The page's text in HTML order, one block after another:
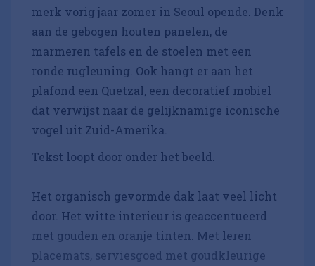
merk vorig jaar zomer in Seoul opende. Denk
aan de gebogen houten panelen, de
marmeren tafels en de stoelen met een
ronde rugleuning. Ook hangt er aan het
plafond een Quetzal, een decoratief mobiel
dat verwijst naar de gelijknamige iconische
vogel uit Zuid-Amerika.
Tekst loopt door onder het beeld.
Het organisch gevormde dak laat veel licht
door. Het witte interieur is geaccentueerd
met gouden en oranje tinten. Met leren
placemats, serviesgoed met goudkleurige